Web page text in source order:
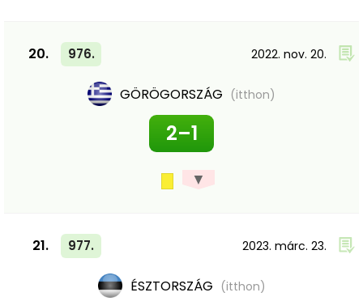
20. 976. 2022. nov. 20.
GÖRÖGORSZÁG (itthon)
2–1
▼
21. 977. 2023. márc. 23.
ÉSZTORSZÁG (itthon)